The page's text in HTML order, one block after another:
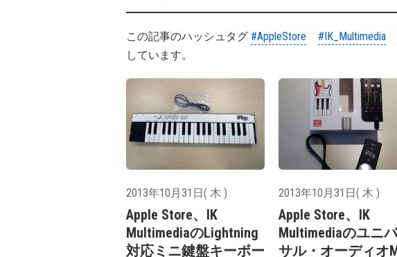
この記事のハッシュタグ #AppleStore #IK_Multimedia
しています。
2013年10月31日( 木 )
Apple Store、IK
MultimediaのLightning
対応ミニ鍵盤キーボー
2013年10月31日( 木 )
Apple Store、IK
Multimediaのユニ
サル・オーディオ